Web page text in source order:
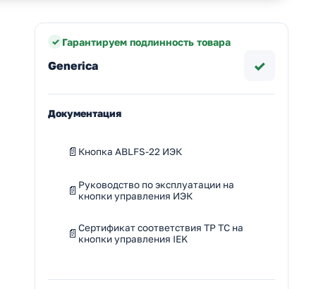
Гарантируем подлинность товара
Generica ✓
Документация
Кнопка ABLFS-22 ИЭК
Руководство по эксплуатации на
кнопки управления ИЭК
Сертификат соответствия ТР ТС на
кнопки управления IEK